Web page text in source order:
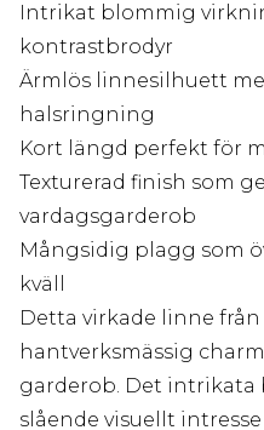
Intrikat blommig
kontrastbrodyr
Ärmlös linnesilhuett
halsringning
Kort längd perfekt för
Texturerad finish som
vardagsgarderob
Mångsidig plagg som
kväll
Detta virkade linne
hantverksmässig
garderob. Det
slående visuellt